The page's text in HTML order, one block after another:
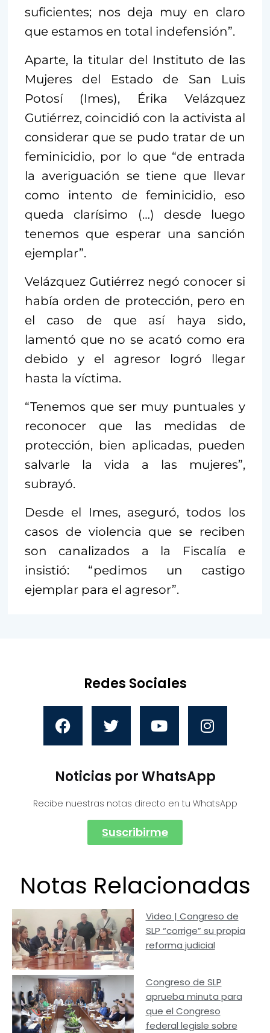
suficientes; nos deja muy en claro
que estamos en total indefensión”.
Aparte, la titular del Instituto de las
Mujeres del Estado de San Luis
Potosí (Imes), Érika Velázquez
Gutiérrez, coincidió con la activista al
considerar que se pudo tratar de un
feminicidio, por lo que “de entrada
la averiguación se tiene que llevar
como intento de feminicidio, eso
queda clarísimo (…) desde luego
tenemos que esperar una sanción
ejemplar”.
Velázquez Gutiérrez negó conocer si
había orden de protección, pero en
el caso de que así haya sido,
lamentó que no se acató como era
debido y el agresor logró llegar
hasta la víctima.
“Tenemos que ser muy puntuales y
reconocer que las medidas de
protección, bien aplicadas, pueden
salvarle la vida a las mujeres”,
subrayó.
Desde el Imes, aseguró, todos los
casos de violencia que se reciben
son canalizados a la Fiscalía e
insistió: “pedimos un castigo
ejemplar para el agresor”.
Redes Sociales
Noticias por WhatsApp
Recibe nuestras notas directo en tu WhatsApp
Suscribirme
Notas Relacionadas
Video | Congreso de
SLP “corrige” su propia
reforma judicial
Congreso de SLP
aprueba minuta para
que el Congreso
federal legisle sobre